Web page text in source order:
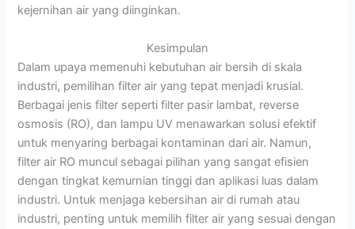
kejernihan air yang diinginkan.
Kesimpulan
Dalam upaya memenuhi kebutuhan air bersih di skala
industri, pemilihan filter air yang tepat menjadi krusial.
Berbagai jenis filter seperti filter pasir lambat, reverse
osmosis (RO), dan lampu UV menawarkan solusi efektif
untuk menyaring berbagai kontaminan dari air. Namun,
filter air RO muncul sebagai pilihan yang sangat efisien
dengan tingkat kemurnian tinggi dan aplikasi luas dalam
industri. Untuk menjaga kebersihan air di rumah atau
industri, penting untuk memilih filter air yang sesuai dengan